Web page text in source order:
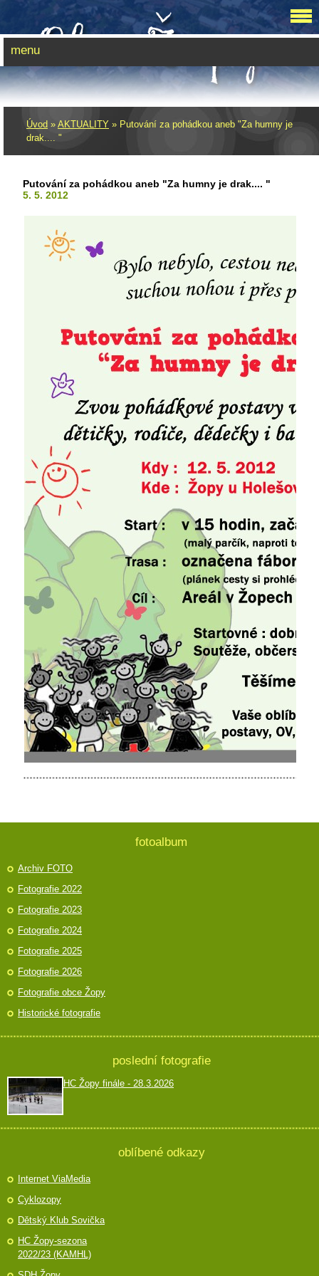
Úvod » AKTUALITY » Putování za pohádkou aneb "Za humny je
drak.... "
Putování za pohádkou aneb "Za humny je drak.... "
5. 5. 2012
menu
fotoalbum
Archiv FOTO
Fotografie 2022
Fotografie 2023
Fotografie 2024
Fotografie 2025
Fotografie 2026
Fotografie obce Žopy
Historické fotografie
poslední fotografie
HC Žopy finále - 28.3.2026
oblíbené odkazy
Internet ViaMedia
Cyklozopy
Dětský Klub Sovička
HC Žopy-sezona
2022/23 (KAMHL)